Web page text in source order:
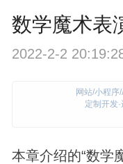
数学魔术表
2022-2-2
网站/小程序
定制开发
本章介绍的“数学